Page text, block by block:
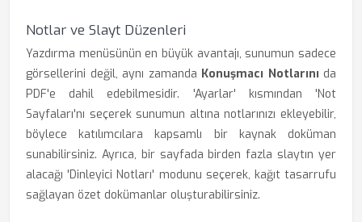
Notlar ve Slayt Düzenleri
Yazdırma menüsünün en büyük avantajı, sunumun sadece
görsellerini değil, aynı zamanda Konuşmacı Notlarını da
PDF'e dahil edebilmesidir. 'Ayarlar' kısmından 'Not
Sayfaları'nı seçerek sunumun altına notlarınızı ekleyebilir,
böylece katılımcılara kapsamlı bir kaynak doküman
sunabilirsiniz. Ayrıca, bir sayfada birden fazla slaytın yer
alacağı 'Dinleyici Notları' modunu seçerek, kağıt tasarrufu
sağlayan özet dokümanlar oluşturabilirsiniz.